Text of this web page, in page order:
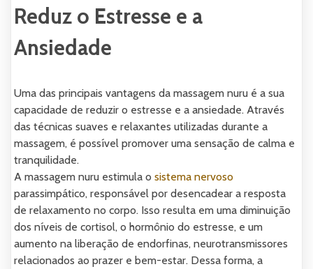
Reduz o Estresse e a
Ansiedade
Uma das principais vantagens da massagem nuru é a sua
capacidade de reduzir o estresse e a ansiedade. Através
das técnicas suaves e relaxantes utilizadas durante a
massagem, é possível promover uma sensação de calma e
tranquilidade.
A massagem nuru estimula o sistema nervoso
parassimpático, responsável por desencadear a resposta
de relaxamento no corpo. Isso resulta em uma diminuição
dos níveis de cortisol, o hormônio do estresse, e um
aumento na liberação de endorfinas, neurotransmissores
relacionados ao prazer e bem-estar. Dessa forma, a